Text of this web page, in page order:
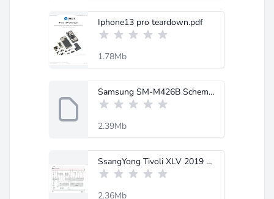
Iphone13 pro teardown.pdf
1.78Mb
Samsung SM-M426B Schematic Service Manual.zip
2.39Mb
SsangYong Tivoli XLV 2019 System Wiring Diagrams.pdf
2.36Mb